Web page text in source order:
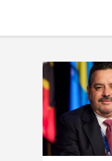
Home
About
Governance
Club Members
Championship